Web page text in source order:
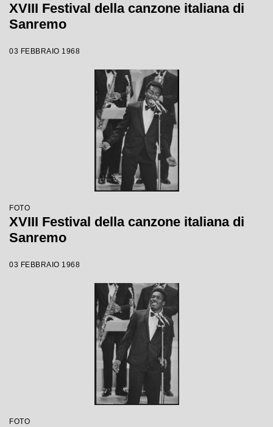
XVIII Festival della canzone italiana di
Sanremo
03 FEBBRAIO 1968
FOTO
XVIII Festival della canzone italiana di
Sanremo
03 FEBBRAIO 1968
FOTO